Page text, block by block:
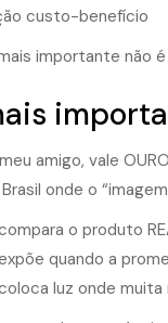
custo-benefício
importante não é
amigo, vale
Brasil onde o
o produto
quando a
luz onde